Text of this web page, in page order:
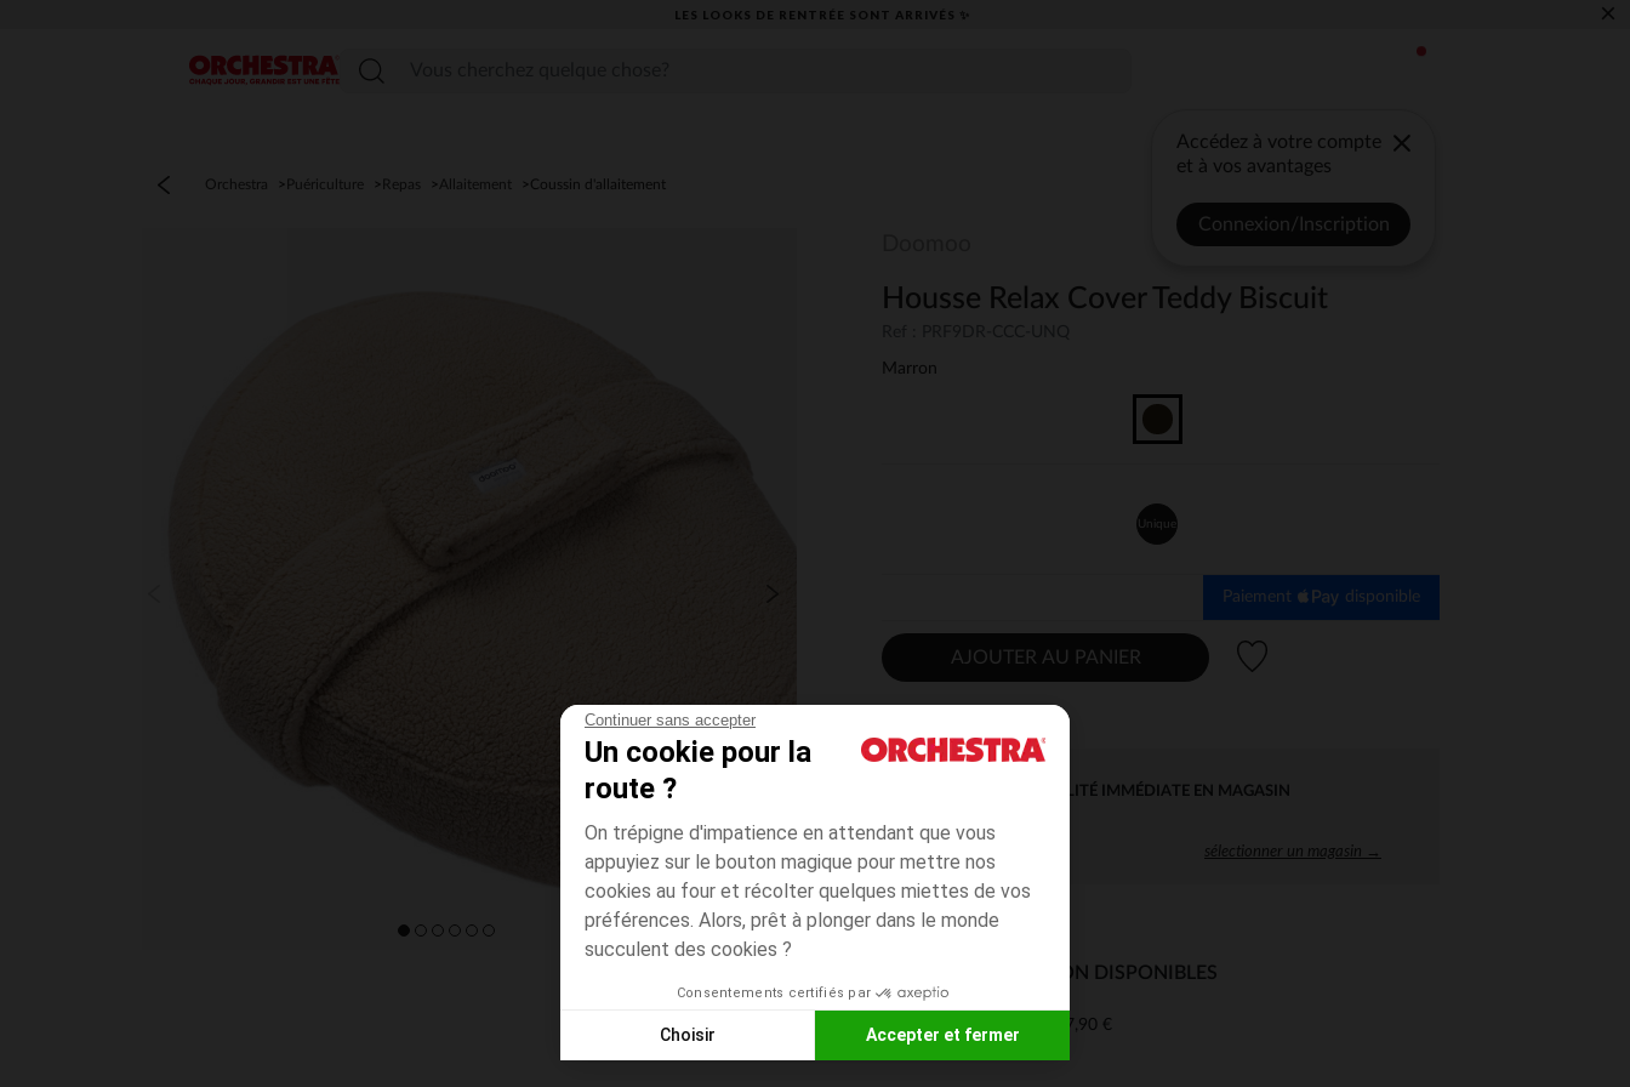
Continuer sans accepter
Un cookie pour la
route ?
On trépigne d'impatience en attendant que vous
appuyiez sur le bouton magique pour mettre nos
cookies au four et récolter quelques miettes de vos
préférences. Alors, prêt à plonger dans le monde
succulent des cookies ?
Consentements certifiés par
Choisir Accepter et fermer
LES LOOKS DE RENTRÉE SONT ARRIVÉS ✨ ×
Menu
Accédez à votre compte
et à vos avantages
Connexion/Inscription
Orchestra Puériculture Repas Allaitement Coussin d'allaitement
Housse Relax Cover Teddy Biscuit
Marron
Unique
Paiement disponible
AJOUTER AU PANIER
DISPONIBILITÉ IMMÉDIATE EN MAGASIN
sélectionner un magasin →
MODES DE LIVRAISON DISPONIBLES
Mon domicile 7,90 €